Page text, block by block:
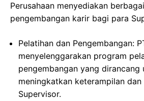
Perusahaan menyediakan
pengembangan karir bagi para
Pelatihan dan Pengembangan:
menyelenggarakan program
pengembangan yang dirancang
meningkatkan keterampilan
Supervisor.